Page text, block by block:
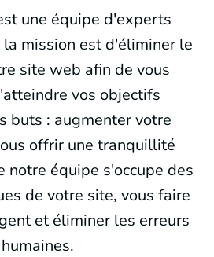
une équipe d'experts
mission est d'éliminer le
site web afin de vous
vos objectifs
buts : augmenter votre
offrir une tranquillité
notre équipe s'occupe des
de votre site, vous faire
et éliminer les erreurs
humaines.